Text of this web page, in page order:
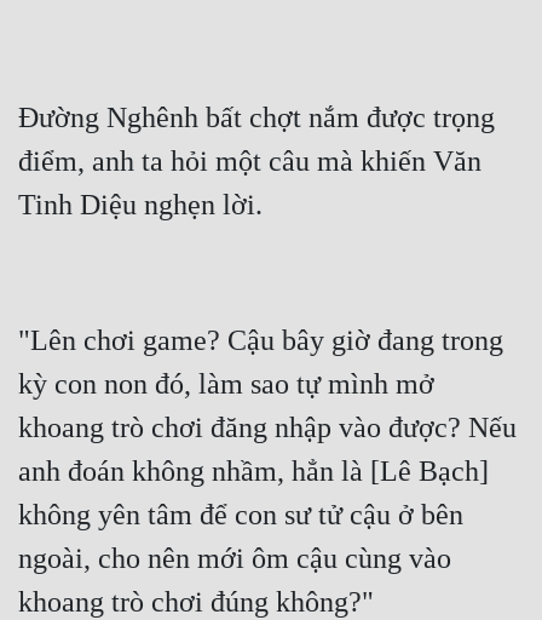
Đường Nghênh bất chợt nắm được trọng
điểm, anh ta hỏi một câu mà khiến Văn
"Lên chơi game? Cậu bây giờ đang trong
kỳ con non đó, làm sao tự mình mở
khoang trò chơi đăng nhập vào được? Nếu
anh đoán không nhầm, hẳn là [Lê Bạch]
không yên tâm để con sư tử cậu ở bên
ngoài, cho nên mới ôm cậu cùng vào